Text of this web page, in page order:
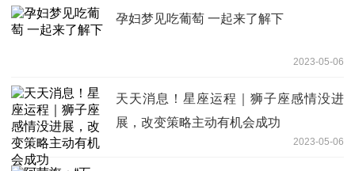
孕妇梦见吃葡萄 一起来了解下
2023-05-06
天天消息！星座运程｜狮子座感情没进
展，改变策略主动有机会成功
2023-05-06